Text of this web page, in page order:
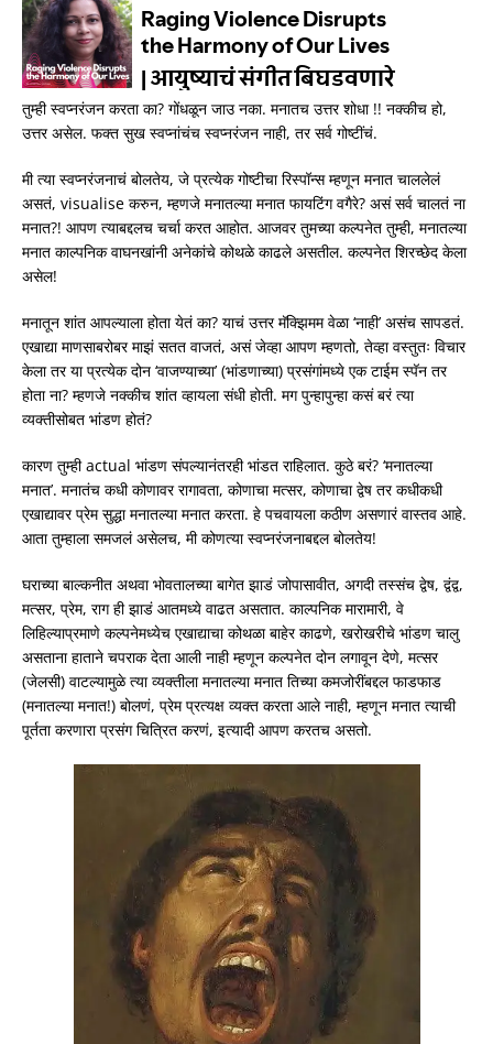
तुम्ही स्वप्नरंजन करता का? गोंधळून जाउ नका. मनातच उत्तर शोधा !! नक्कीच हो,
उत्तर असेल. फक्त सुख स्वप्नांचंच स्वप्नरंजन नाही, तर सर्व गोष्टींचं.
मी त्या स्वप्नरंजनाचं बोलतेय, जे प्रत्येक गोष्टीचा रिस्पॉन्स म्हणून मनात चाललेलं
असतं, visualise करुन, म्हणजे मनातल्या मनात फायटिंग वगैरे? असं सर्व चालतं ना
मनात?! आपण त्याबद्दलच चर्चा करत आहोत. आजवर तुमच्या कल्पनेत तुम्ही, मनातल्या
मनात काल्पनिक वाघनखांनी अनेकांचे कोथळे काढले असतील. कल्पनेत शिरच्छेद केला
असेल!
मनातून शांत आपल्याला होता येतं का? याचं उत्तर मॅक्झिमम वेळा ‘नाही’ असंच सापडतं.
एखाद्या माणसाबरोबर माझं सतत वाजतं, असं जेव्हा आपण म्हणतो, तेव्हा वस्तुतः विचार
केला तर या प्रत्येक दोन ‘वाजण्याच्या’ (भांडणाच्या) प्रसंगांमध्ये एक टाईम स्पॅन तर
होता ना? म्हणजे नक्कीच शांत व्हायला संधी होती. मग पुन्हापुन्हा कसं बरं त्या
व्यक्तीसोबत भांडण होतं?
कारण तुम्ही actual भांडण संपल्यानंतरही भांडत राहिलात. कुठे बरं? ‘मनातल्या
मनात’. मनातंच कधी कोणावर रागावता, कोणाचा मत्सर, कोणाचा द्वेष तर कधीकधी
एखाद्यावर प्रेम सुद्धा मनातल्या मनात करता. हे पचवायला कठीण असणारं वास्तव आहे.
आता तुम्हाला समजलं असेलच, मी कोणत्या स्वप्नरंजनाबद्दल बोलतेय!
घराच्या बाल्कनीत अथवा भोवतालच्या बागेत झाडं जोपासावीत, अगदी तस्संच द्वेष, द्वंद्व,
मत्सर, प्रेम, राग ही झाडं आतमध्ये वाढत असतात. काल्पनिक मारामारी, वे
लिहिल्याप्रमाणे कल्पनेमध्येच एखाद्याचा कोथळा बाहेर काढणे, खरोखरीचे भांडण चालु
असताना हाताने चपराक देता आली नाही म्हणून कल्पनेत दोन लगावून देणे, मत्सर
(जेलसी) वाटल्यामुळे त्या व्यक्तीला मनातल्या मनात तिच्या कमजोरींबद्दल फाडफाड
(मनातल्या मनात!) बोलणं, प्रेम प्रत्यक्ष व्यक्त करता आले नाही, म्हणून मनात त्याची
पूर्तता करणारा प्रसंग चित्रित करणं, इत्यादी आपण करतच असतो.